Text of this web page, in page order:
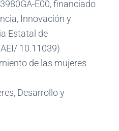
E00, financiado
Innovación y
Estatal de
10.11039)
de las mujeres
Desarrollo y